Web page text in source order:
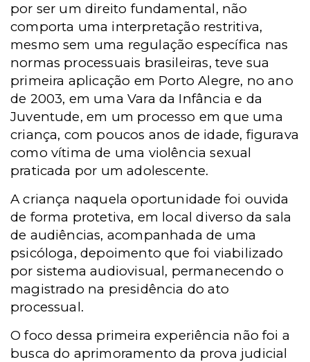
por ser um direito fundamental, não
comporta uma interpretação restritiva,
mesmo sem uma regulação específica nas
normas processuais brasileiras, teve sua
primeira aplicação em Porto Alegre, no ano
de 2003, em uma Vara da Infância e da
Juventude, em um processo em que uma
criança, com poucos anos de idade, figurava
como vítima de uma violência sexual
praticada por um adolescente.
A criança naquela oportunidade foi ouvida
de forma protetiva, em local diverso da sala
de audiências, acompanhada de uma
psicóloga, depoimento que foi viabilizado
por sistema audiovisual, permanecendo o
magistrado na presidência do ato
processual.
O foco dessa primeira experiência não foi a
busca do aprimoramento da prova judicial